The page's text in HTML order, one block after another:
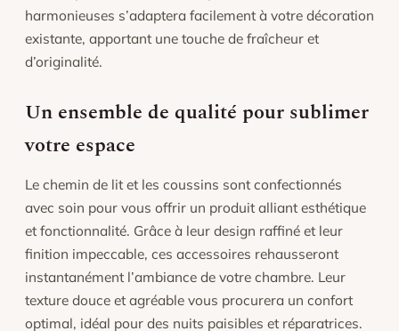
harmonieuses s’adaptera facilement à votre décoration
existante, apportant une touche de fraîcheur et
d’originalité.
Un ensemble de qualité pour sublimer
votre espace
Le chemin de lit et les coussins sont confectionnés
avec soin pour vous offrir un produit alliant esthétique
et fonctionnalité. Grâce à leur design raffiné et leur
finition impeccable, ces accessoires rehausseront
instantanément l’ambiance de votre chambre. Leur
texture douce et agréable vous procurera un confort
optimal, idéal pour des nuits paisibles et réparatrices.